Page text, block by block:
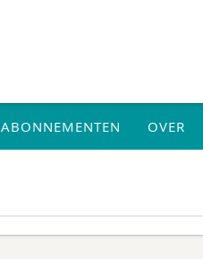
ABONNEMENTEN OVER